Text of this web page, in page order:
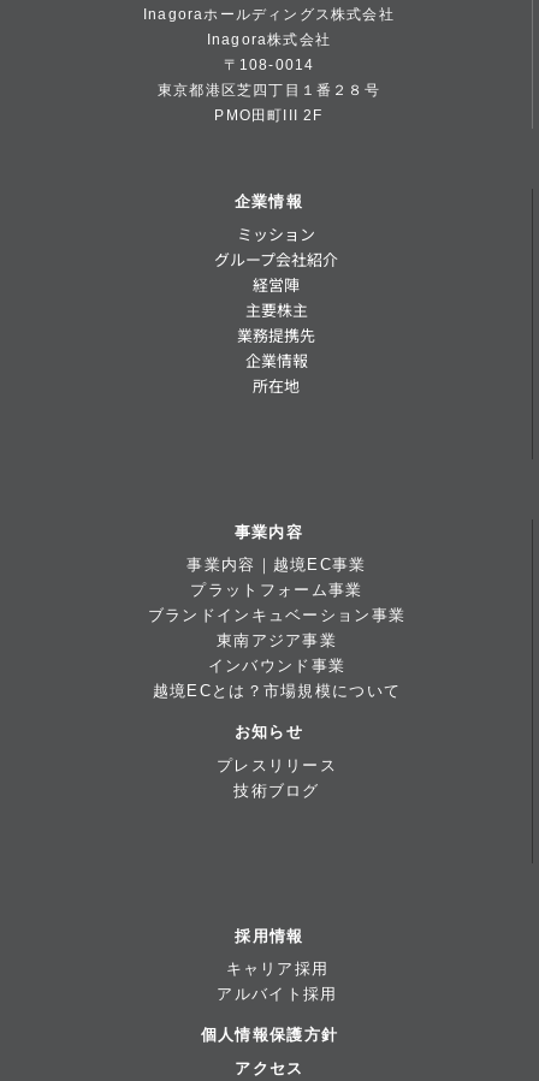
Inagoraホールディングス株式会社
Inagora株式会社
〒108-0014
東京都港区芝四丁目１番２８号
PMO田町III 2F
企業情報
ミッション
グループ会社紹介
経営陣
主要株主
業務提携先
企業情報
所在地
事業内容
事業内容｜越境EC事業
プラットフォーム事業
ブランドインキュベーション事業
東南アジア事業
インバウンド事業
越境ECとは？市場規模について
お知らせ
プレスリリース
技術ブログ
採用情報
キャリア採用
アルバイト採用
個人情報保護方針
アクセス